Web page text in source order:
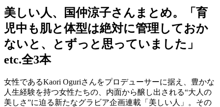
美しい人、国仲涼子さんまとめ。「育
児中も肌と体型は絶対に管理しておか
ないと、とずっと思っていました」
etc.全3本
女性であるKaori Oguriさんをプロデューサーに据え、豊かな
人生経験を持つ女性たちの、内面から醸し出される“大人の
美しさ”に迫る新たなグラビア企画連載「美しい人」。その